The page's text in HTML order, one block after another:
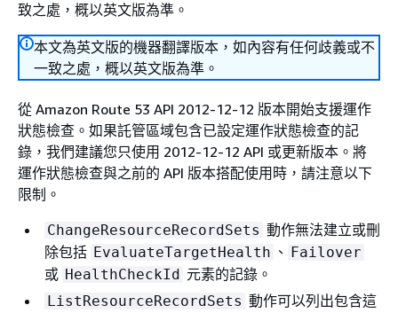
致之處，概以英文版為準。
本文為英文版的機器翻譯版本，如內容有任何歧義或不
一致之處，概以英文版為準。
從 Amazon Route 53 API 2012-12-12 版本開始支援運作
狀態檢查。如果託管區域包含已設定運作狀態檢查的記
錄，我們建議您只使用 2012-12-12 API 或更新版本。將
運作狀態檢查與之前的 API 版本搭配使用時，請注意以下
限制。
ChangeResourceRecordSets 動作無法建立或刪
除包括 EvaluateTargetHealth 、 Failover
或 HealthCheckId 元素的記錄。
ListResourceRecordSets 動作可以列出包含這